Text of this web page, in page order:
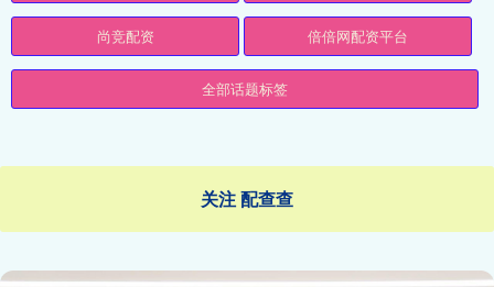
尚竞配资 倍倍网配资平台
全部话题标签
关注 配查查